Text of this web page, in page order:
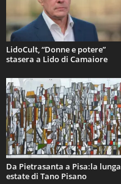
LidoCult, “Donne e potere”
stasera a Lido di Camaiore
Da Pietrasanta a Pisa:la lunga
estate di Tano Pisano